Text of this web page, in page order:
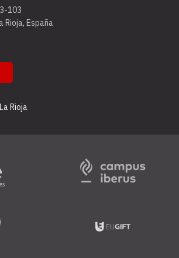
103
Rioja, España
Rioja